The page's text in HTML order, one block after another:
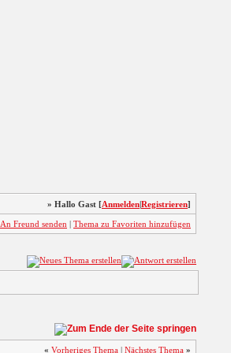
» Hallo Gast [Anmelden|Registrieren]
An Freund senden | Thema zu Favoriten hinzufügen
« Vorheriges Thema | Nächstes Thema »